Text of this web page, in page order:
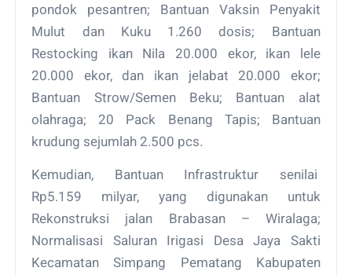
pondok pesantren; Bantuan Vaksin Penyakit
Mulut dan Kuku 1.260 dosis; Bantuan
Restocking ikan Nila 20.000 ekor, ikan lele
20.000 ekor, dan ikan jelabat 20.000 ekor;
Bantuan Strow/Semen Beku; Bantuan alat
olahraga; 20 Pack Benang Tapis; Bantuan
krudung sejumlah 2.500 pcs.
Kemudian, Bantuan Infrastruktur senilai
Rp5.159 milyar, yang digunakan untuk
Rekonstruksi jalan Brabasan – Wiralaga;
Normalisasi Saluran Irigasi Desa Jaya Sakti
Kecamatan Simpang Pematang Kabupaten